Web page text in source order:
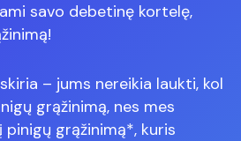
savo debetinę kortelę,
– jums nereikia laukti, kol
grąžinimą, nes mes
grąžinimą*, kuris